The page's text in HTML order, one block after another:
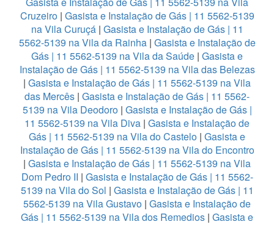
Cruzeiro | Gasista e Instalação de Gás | 11 5562-5139
na Vila Curuçá | Gasista e Instalação de Gás | 11
5562-5139 na Vila da Rainha | Gasista e Instalação de
Gás | 11 5562-5139 na Vila da Saúde | Gasista e
Instalação de Gás | 11 5562-5139 na Vila das Belezas
| Gasista e Instalação de Gás | 11 5562-5139 na Vila
das Mercês | Gasista e Instalação de Gás | 11 5562-
5139 na Vila Deodoro| Gasista e Instalação de Gás |
11 5562-5139 na Vila Diva | Gasista e Instalação de
Gás | 11 5562-5139 na Vila do Castelo | Gasista e
Instalação de Gás | 11 5562-5139 na Vila do Encontro
| Gasista e Instalação de Gás | 11 5562-5139 na Vila
Dom Pedro II | Gasista e Instalação de Gás | 11 5562-
5139 na Vila do Sol | Gasista e Instalação de Gás | 11
5562-5139 na Vila Gustavo | Gasista e Instalação de
Gás | 11 5562-5139 na Vila dos Remedios | Gasista e